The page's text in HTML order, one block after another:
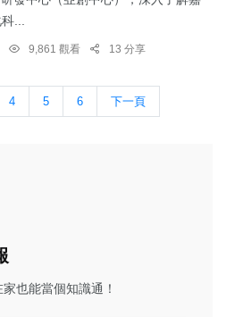
...
9,861 觀看 13 分享
4 5 6 下一頁
也能當個知識通！